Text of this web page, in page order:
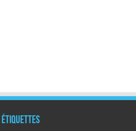
Étiquettes